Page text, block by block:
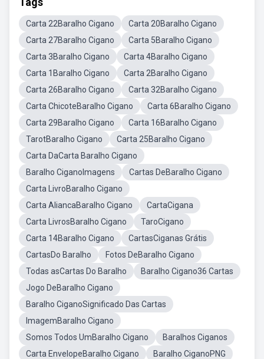
Carta 22Baralho Cigano
Carta 20Baralho Cigano
Carta 27Baralho Cigano
Carta 5Baralho Cigano
Carta 3Baralho Cigano
Carta 4Baralho Cigano
Carta 1Baralho Cigano
Carta 2Baralho Cigano
Carta 26Baralho Cigano
Carta 32Baralho Cigano
Carta ChicoteBaralho Cigano
Carta 6Baralho Cigano
Carta 29Baralho Cigano
Carta 16Baralho Cigano
TarotBaralho Cigano
Carta 25Baralho Cigano
Carta DaCarta Baralho Cigano
Baralho CiganoImagens
Cartas DeBaralho Cigano
Carta LivroBaralho Cigano
Carta AliancaBaralho Cigano
CartaCigana
Carta LivrosBaralho Cigano
TaroCigano
Carta 14Baralho Cigano
CartasCiganas Grátis
CartasDo Baralho
Fotos DeBaralho Cigano
Todas asCartas Do Baralho
Baralho Cigano36 Cartas
Jogo DeBaralho Cigano
Baralho CiganoSignificado Das Cartas
ImagemBaralho Cigano
Somos Todos UmBaralho Cigano
Baralhos Ciganos
Carta EnvelopeBaralho Cigano
Baralho CiganoPNG